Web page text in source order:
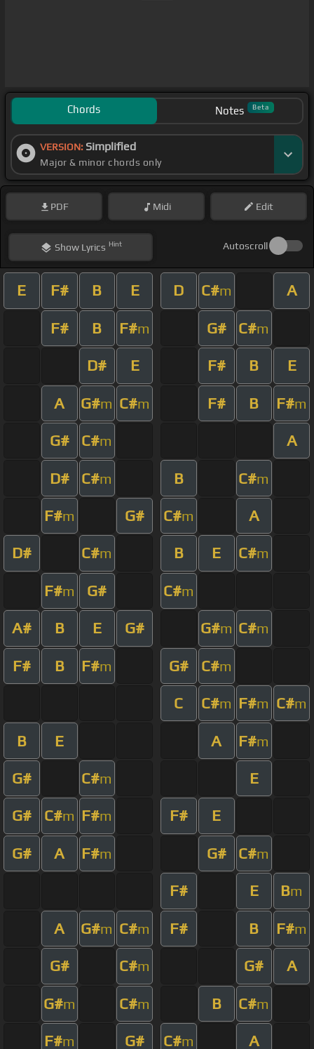
Chords Notes Beta
VERSION: Simplified
Major & minor chords only
PDF Midi Edit
ShowLyrics Hint Autoscroll
E F# B E D C#m A
F# B F#m G# C#m
D# E F# B E
A G#m C#m F# B F#m
G# C#m A
D# C#m B C#m
F#m G# C#m A
D# C#m B E C#m
F#m G# C#m
A# B E G# G#m C#m
F# B F#m G# C#m
C C#m F#m C#m
B E A F#m
G# C#m E
G# C#m F#m F# E
G# A F#m G# C#m
F# E Bm
A G#m C#m F# B F#m
G# C#m G# A
G#m C#m B C#m
F#m G# C#m A